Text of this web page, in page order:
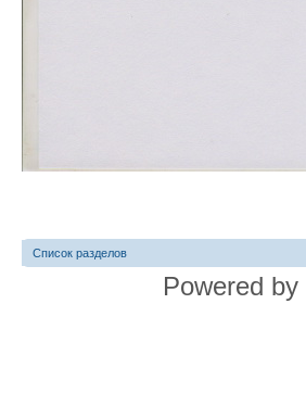
Список разделов
Powered by